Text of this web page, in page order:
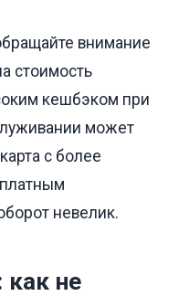
внимание
стоимость
кешбэком при
может
с более
невелик.
не